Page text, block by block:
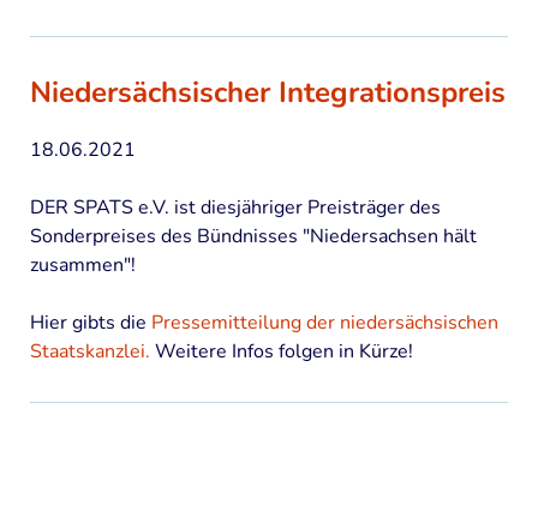
Niedersächsischer Integrationspreis
18.06.2021
DER SPATS e.V. ist diesjähriger Preisträger des
Sonderpreises des Bündnisses "Niedersachsen hält
zusammen"!
Hier gibts die Pressemitteilung der niedersächsischen
Staatskanzlei. Weitere Infos folgen in Kürze!